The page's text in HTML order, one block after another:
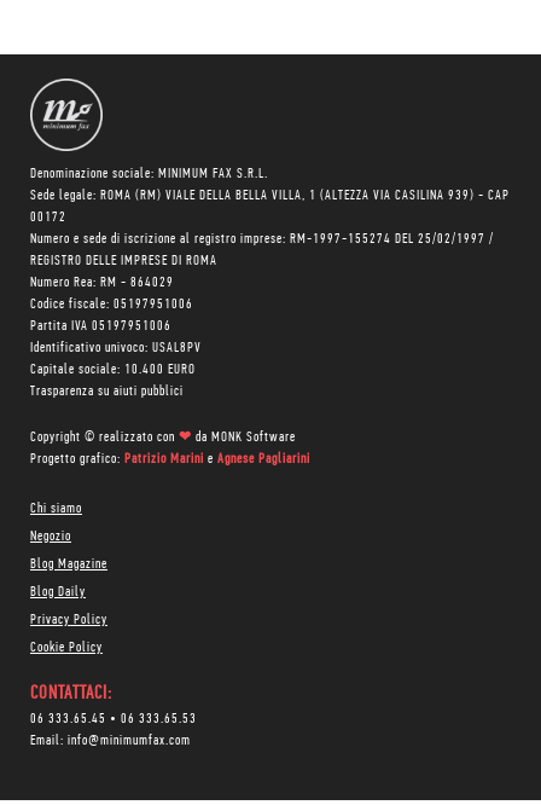
Denominazione sociale: MINIMUM FAX S.R.L.
Sede legale: ROMA (RM) VIALE DELLA BELLA VILLA, 1 (ALTEZZA VIA CASILINA 939) - CAP
00172
Numero e sede di iscrizione al registro imprese: RM-1997-155274 DEL 25/02/1997 /
REGISTRO DELLE IMPRESE DI ROMA
Numero Rea: RM - 864029
Codice fiscale: 05197951006
Partita IVA 05197951006
Identificativo univoco: USAL8PV
Capitale sociale: 10.400 EURO
Trasparenza su aiuti pubblici
Copyright © realizzato con ❤ da MONK Software
Progetto grafico: Patrizio Marini e Agnese Pagliarini
Chi siamo
Negozio
Blog Magazine
Blog Daily
Privacy Policy
Cookie Policy
CONTATTACI:
06 333.65.45 • 06 333.65.53
Email: info@minimumfax.com